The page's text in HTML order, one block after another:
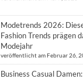
Modetrends 2026:
Fashion Trends prägen
Modejahr
veröffentlicht am Februar 26,
Business Casual